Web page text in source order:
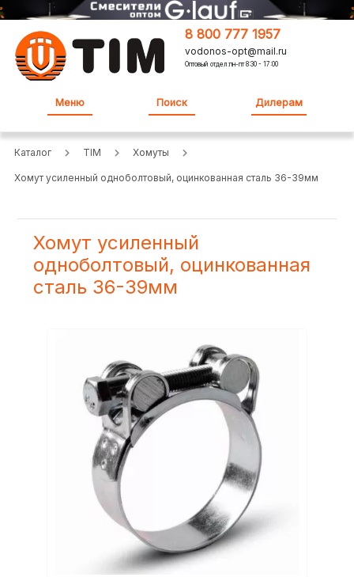
8 800 777 1957
vodonos-opt@mail.ru
Оптовый отдел:пн-пт 8:30 - 17:00
Меню Поиск Дилерам
Каталог TIM Хомуты
Хомут усиленный одноболтовый, оцинкованная сталь 36-39мм
Хомут усиленный
одноболтовый, оцинкованная
сталь 36-39мм